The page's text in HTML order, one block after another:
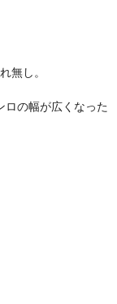
無し。
ロの幅が広くなった